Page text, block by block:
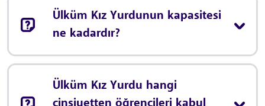
Ülküm Kız Yurdunun kapasitesi
ne kadardır?
Ülküm Kız Yurdu hangi